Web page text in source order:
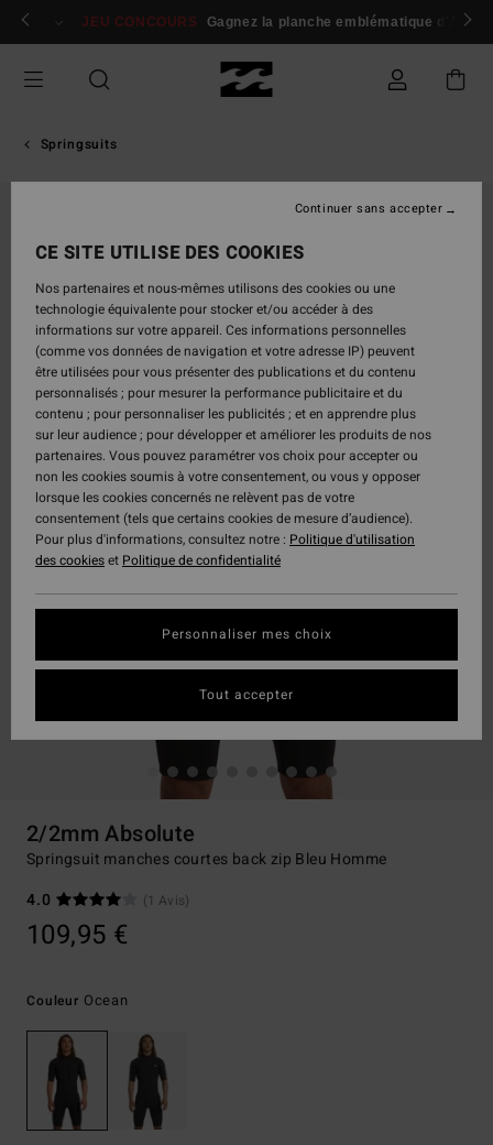
Passer
Se connecter / s'inscrire
JEU CONCOURS Gagnez la planche emblématique d'Andy
Springsuits
2/2mm Absolute
Springsuit manches courtes back zip Bleu Homme
4.0
(1 Avis)
109,95 €
Couleur Ocean
CE SITE UTILISE DES COOKIES
Nos partenaires et nous-mêmes utilisons des cookies ou une
technologie équivalente pour stocker et/ou accéder à des
informations sur votre appareil. Ces informations personnelles
(comme vos données de navigation et votre adresse IP) peuvent
être utilisées pour vous présenter des publications et du contenu
personnalisés ; pour mesurer la performance publicitaire et du
contenu ; pour personnaliser les publicités ; et en apprendre plus
sur leur audience ; pour développer et améliorer les produits de nos
partenaires. Vous pouvez paramétrer vos choix pour accepter ou
non les cookies soumis à votre consentement, ou vous y opposer
lorsque les cookies concernés ne relèvent pas de votre
consentement (tels que certains cookies de mesure d’audience).
Pour plus d'informations, consultez notre : Politique d'utilisation
des cookieset Politique de confidentialité
Personnaliser mes choix
Continuer sans accepter
Tout accepter